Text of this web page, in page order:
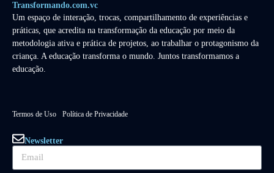
Transformando.com.vc
Um espaço de interação, trocas, compartilhamento de experiências e
práticas, que acredita na transformação da educação por meio da
metodologia ativa e prática de projetos, ao trabalhar o protagonismo da
criança. A educação transforma o mundo. Juntos transformamos a
educação.
Termos de Uso Política de Privacidade
Newsletter